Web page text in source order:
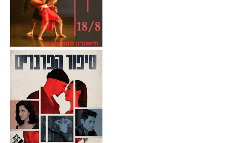
להקת המחול אדמ-מה
להקת המחול אשרה אלקיים
להקת המחול בומר
להקת המחול ביתא
להקת המחול בת שבע
להקת המחול הקיבוצית
להקת המחול ורטיגו
להקת המחול ענבל
להקת המחול ענבל פינטו
ואבשלום פולק
להקת המחול ענת דניאלי
להקת המחול פרסקו
להקת המחול פרסקו-יורם כרמי
להקת המחול קמע
להקת הפלמנקו הישראלית
להקת מחול מוזע
להקת מחול מריה קונג
להקת מחול עמנואל גת
להקת סלביה דוראן
להקת קולבן דאנס